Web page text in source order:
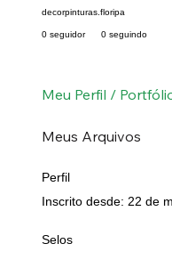
decorpinturas.floripa
0 seguidor 0 seguindo
Meu Perfil /
Meus Arquivos
Perfil
Inscrito desde: 22 de
Selos